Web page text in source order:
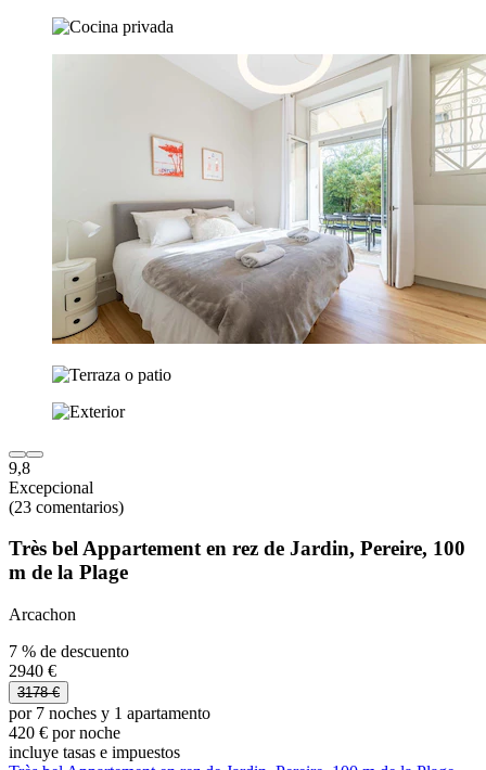
9,8
Excepcional
(23 comentarios)
Très bel Appartement en rez de Jardin, Pereire, 100
m de la Plage
Arcachon
7 % de descuento
2940 €
3178 €
por 7 noches y 1 apartamento
420 € por noche
incluye tasas e impuestos